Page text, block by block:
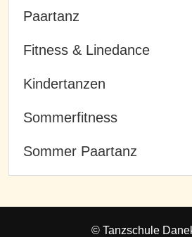
Paartanz
Fitness & Linedance
Kindertanzen
Sommerfitness
Sommer Paartanz
© Tanzschule